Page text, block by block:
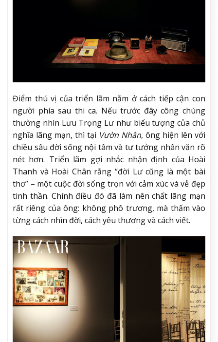
Điểm thú vị của triển lãm nằm ở cách tiếp cận con
người phía sau thi ca. Nếu trước đây công chúng
thường nhìn Lưu Trọng Lư như biểu tượng của chủ
nghĩa lãng mạn, thì tại Vườn Nhân, ông hiện lên với
chiều sâu đời sống nội tâm và tư tưởng nhân văn rõ
nét hơn. Triển lãm gợi nhắc nhận định của Hoài
Thanh và Hoài Chân rằng “đời Lư cũng là một bài
thơ” – một cuộc đời sống trọn với cảm xúc và vẻ đẹp
tinh thần. Chính điều đó đã làm nên chất lãng mạn
rất riêng của ông: không phô trương, mà thấm vào
từng cách nhìn đời, cách yêu thương và cách viết.